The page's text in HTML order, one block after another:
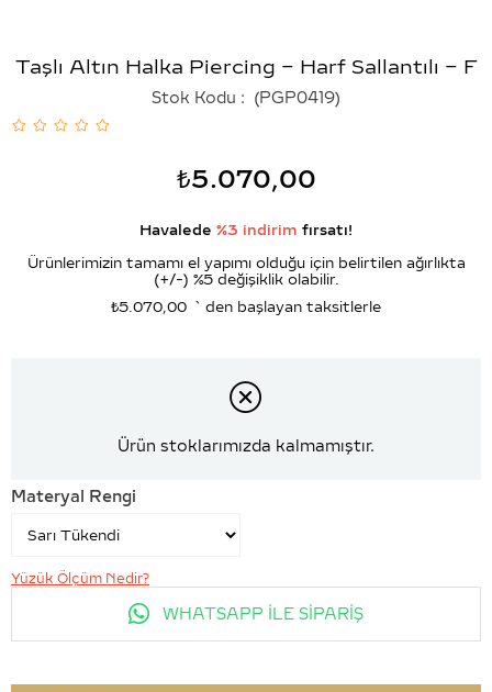
Taşlı Altın Halka Piercing – Harf Sallantılı – F
Stok Kodu (PGP0419)
₺5.070,00
Havalede %3 indirim fırsatı!
Ürünlerimizin tamamı el yapımı olduğu için belirtilen ağırlıkta
(+/-) %5 değişiklik olabilir.
₺5.070,00 `den başlayan taksitlerle
Ürün stoklarımızda kalmamıştır.
Materyal Rengi
Yüzük Ölçüm Nedir?
WHATSAPP İLE SİPARİŞ